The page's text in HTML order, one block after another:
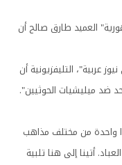
العميد طارق صالح أن
عربية"، التليفزيونية أن
ضد ميليشيات الحوثيين".
واحدة من مختلف مذاهب
أتينا إلى هنا تلبية